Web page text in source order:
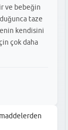
ve bebeğin
taze
kendisini
çok daha